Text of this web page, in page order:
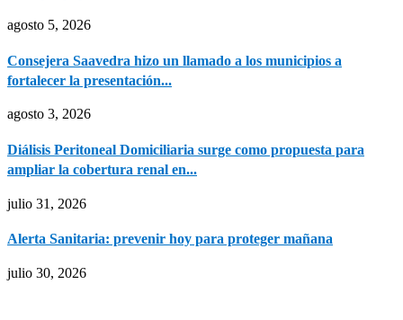
agosto 5, 2026
Consejera Saavedra hizo un llamado a los municipios a
fortalecer la presentación...
agosto 3, 2026
Diálisis Peritoneal Domiciliaria surge como propuesta para
ampliar la cobertura renal en...
julio 31, 2026
Alerta Sanitaria: prevenir hoy para proteger mañana
julio 30, 2026